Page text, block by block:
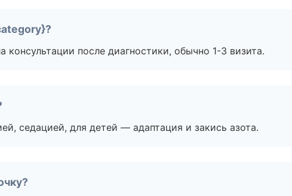
консультации после диагностики, обычно 1-3 визита.
седацией, для детей — адаптация и закись азота.